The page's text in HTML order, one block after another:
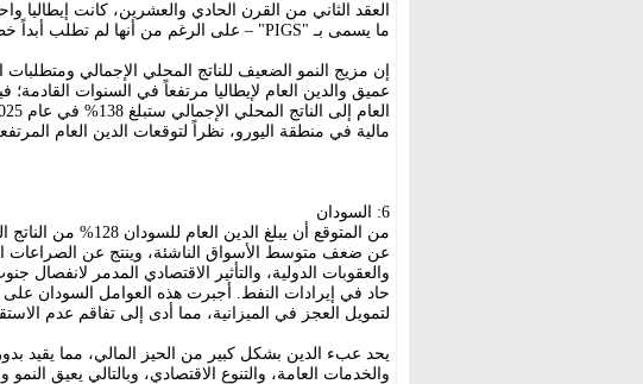
العقد الثاني من القرن الحادي والعشرين، كانت
ما يسمى بـ "PIGS" – على الرغم من أنها لم تطلب أبداً خطة إنقاذ رسمية.
إن مزيج النمو الضعيف للناتج المحلي الإجمالي ومتطلبات
عميق والدين العام لإيطاليا مرتفعاً في السنوات القادمة؛
مالية في منطقة اليورو، نظراً لتوقعات الدين العام
6: السودان
عن ضعف متوسط الأسواق الناشئة، وينتج عن الصراعات
حاد في إيرادات النفط. أجبرت هذه العوامل السودان
لتمويل العجز في الميزانية، مما أدى إلى تفاقم عدم
يحد عبء الدين بشكل كبير من الحيز المالي، مما يقيد بدوره
والخدمات العامة، والتنوع الاقتصادي، وبالتالي يعيق النمو